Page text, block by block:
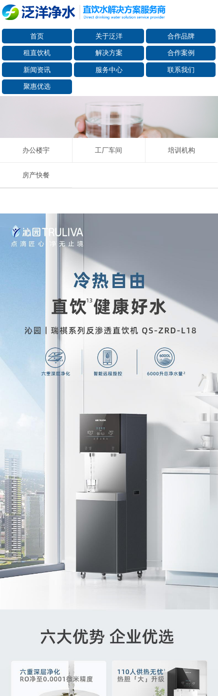
首页 关于泛洋 合作品牌
租直饮机 解决方案 合作案例
新闻资讯 服务中心 联系我们
聚惠优选
办公楼宇 工厂车间 培训机构
房产快餐